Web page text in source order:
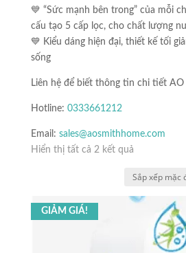
💙 “Sức mạnh bên trong” của mỗi
cấu tạo 5 cấp lọc, cho chất lượng
💙 Kiểu dáng hiện đại, thiết kế tối
sống
Liên hệ để biết thông tin chi tiết AO
Hotline: 0333661212
Email: sales@aosmithhome.com
Hiển thị tất cả 2 kết quả
GIẢM GIÁ!